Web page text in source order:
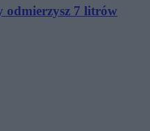
odmierzysz 7 litrów